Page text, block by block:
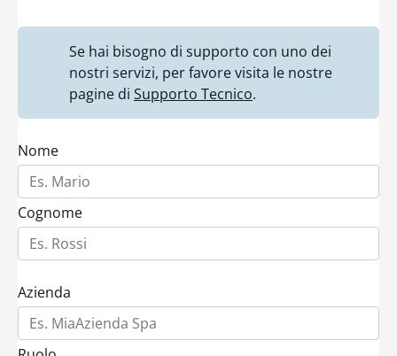
Se hai bisogno di supporto con uno dei
nostri servizi, per favore visita le nostre
pagine di Supporto Tecnico.
Nome
Cognome
Azienda